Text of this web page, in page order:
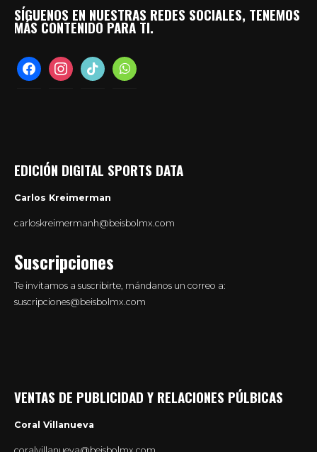
SÍGUENOS EN NUESTRAS REDES SOCIALES, TENEMOS
MÁS CONTENIDO PARA TI.
facebookinstagramtiktok whatsapp
EDICIÓN DIGITAL SPORTS DATA
Carlos Kreimerman
carloskreimermanh@beisbolmx.com
Suscripciones
Te invitamos a suscribirte, mándanos un correo a:
suscripciones@beisbolmx.com
VENTAS DE PUBLICIDAD Y RELACIONES PÚLBICAS
Coral Villanueva